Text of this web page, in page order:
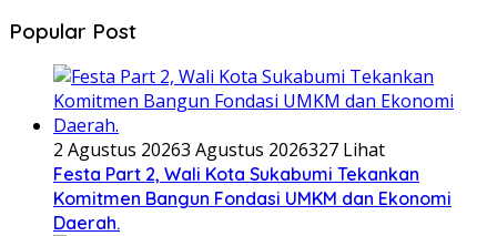
Popular Post
2 Agustus 20263 Agustus 2026327 Lihat
Festa Part 2, Wali Kota Sukabumi Tekankan
Komitmen Bangun Fondasi UMKM dan Ekonomi
Daerah.